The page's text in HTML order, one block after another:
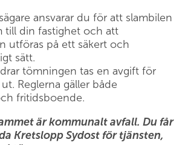
ansvarar du för att slambilen
till din fastighet och att
utföras på ett säkert och
sätt.
tömningen tas en avgift för
Reglerna gäller både
fritidsboende.
är kommunalt avfall. Du får
Kretslopp Sydost för tjänsten,